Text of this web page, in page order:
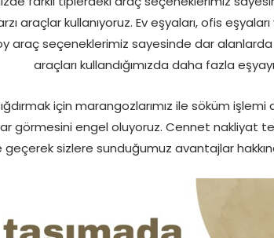
araçlar kullanıyoruz. Ev eşyaları, ofis
araç seçeneklerimiz sayesinde dar
araçları kullandığımızda daha fazla
sığdırmak için marangozlarımız ile söküm
görmesini engel oluyoruz. Cennet
geçerek sizlere sunduğumuz avantajlar